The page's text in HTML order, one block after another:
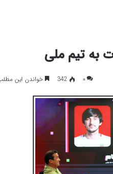
به تیم ملی
۰ 342 خواندن این مطلب 8 دقیقه زمان